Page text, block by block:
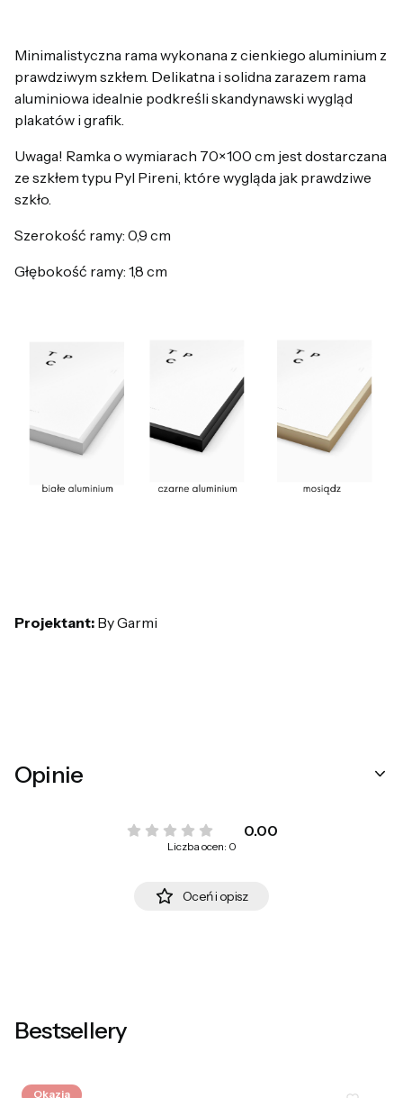
Minimalistyczna rama wykonana z cienkiego aluminium z
prawdziwym szkłem. Delikatna i solidna zarazem rama
aluminiowa idealnie podkreśli skandynawski wygląd
plakatów i grafik.
Uwaga! Ramka o wymiarach 70×100 cm jest dostarczana
ze szkłem typu Pyl Pireni, które wygląda jak prawdziwe
szkło.
Szerokość ramy: 0,9 cm
Głębokość ramy: 1,8 cm
Projektant: By Garmi
Opinie
0.00
Liczba ocen: 0
Oceń i opisz
Bestsellery
Okazja